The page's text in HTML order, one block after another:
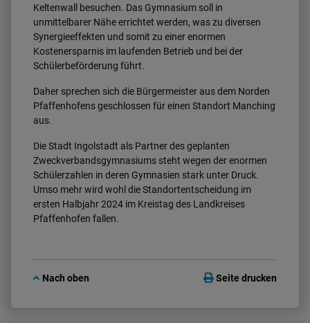
Keltenwall besuchen. Das Gymnasium soll in
unmittelbarer Nähe errichtet werden, was zu diversen
Synergieeffekten und somit zu einer enormen
Kostenersparnis im laufenden Betrieb und bei der
Schülerbeförderung führt.
Daher sprechen sich die Bürgermeister aus dem Norden
Pfaffenhofens geschlossen für einen Standort Manching
aus.
Die Stadt Ingolstadt als Partner des geplanten
Zweckverbandsgymnasiums steht wegen der enormen
Schülerzahlen in deren Gymnasien stark unter Druck.
Umso mehr wird wohl die Standortentscheidung im
ersten Halbjahr 2024 im Kreistag des Landkreises
Pfaffenhofen fallen.
Nach oben Seite drucken